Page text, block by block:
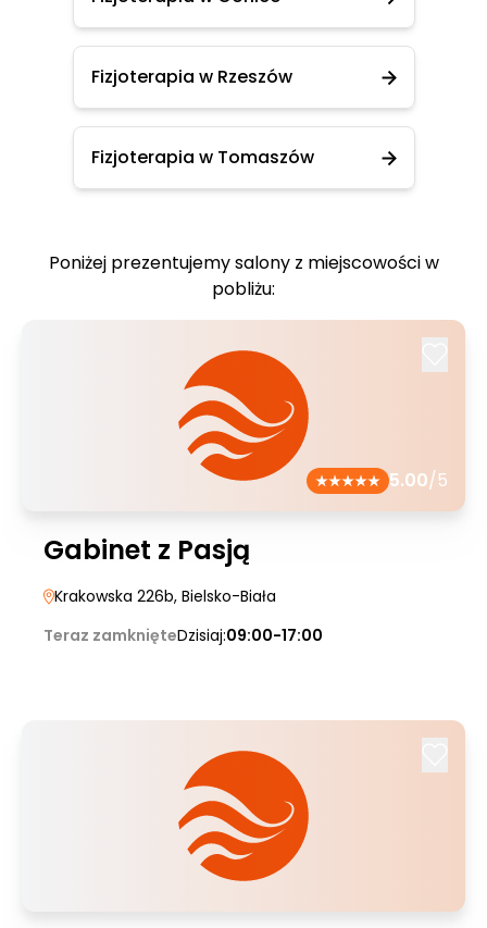
Fizjoterapia w Rzeszów
Fizjoterapia w Tomaszów
Poniżej prezentujemy salony z miejscowości w
pobliżu:
5.00/5
Gabinet z Pasją
Krakowska 226b, Bielsko-Biała
Teraz zamknięteDzisiaj:09:00-17:00